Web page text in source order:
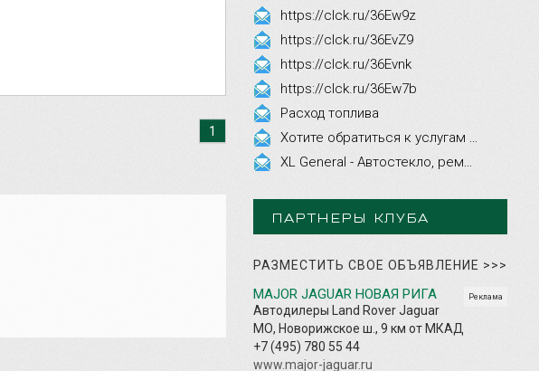
1
https://clck.ru/36Ew9z
https://clck.ru/36EvZ9
https://clck.ru/36Evnk
https://clck.ru/36Ew7b
Расход топлива
ПАРТНЕРЫ КЛУБА
РАЗМЕСТИТЬ СВОЕ ОБЪЯВЛЕНИЕ >>>
Реклама
MAJOR JAGUAR НОВАЯ РИГА
Автодилеры Land Rover Jaguar
МО, Новорижское ш., 9 км от МКАД
+7 (495) 780 55 44
www.major-jaguar.ru